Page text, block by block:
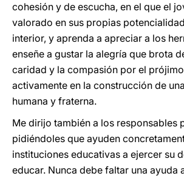
cohesión y de escucha, en el que el
valorado en sus propias
interior, y aprenda a apreciar a los
enseñe a gustar la alegría que brota
caridad y la compasión por el
activamente en la construcción de
humana y fraterna.
Me dirijo también a los responsables
pidiéndoles que ayuden
instituciones educativas a ejercer su
educar. Nunca debe faltar una ayuda